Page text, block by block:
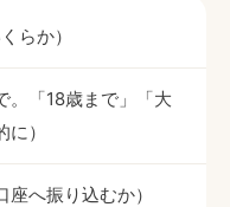
らか）
。「18歳まで」「大
）
へ振り込むか）